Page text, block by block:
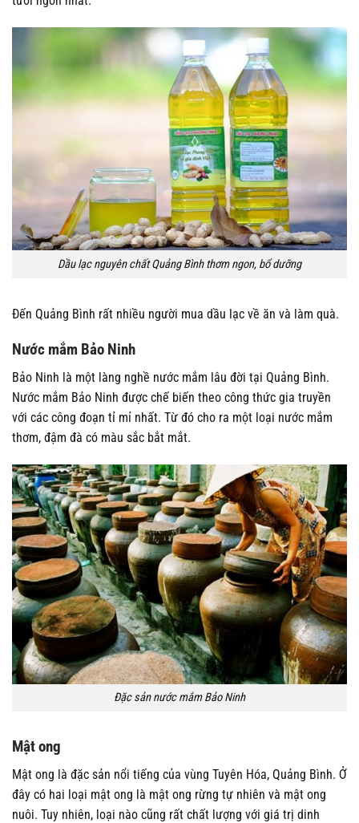
Dầu lạc nguyên chất Quảng Bình thơm ngon, bổ dưỡng
Đến Quảng Bình rất nhiều người mua dầu lạc về ăn và làm quà.
Nước mắm Bảo Ninh
Bảo Ninh là một làng nghề nước mắm lâu đời tại Quảng Bình.
Nước mắm Bảo Ninh được chế biến theo công thức gia truyền
với các công đoạn tỉ mỉ nhất. Từ đó cho ra một loại nước mắm
thơm, đậm đà có màu sắc bắt mắt.
Đặc sản nước mắm Bảo Ninh
Mật ong
Mật ong là đặc sản nổi tiếng của vùng Tuyên Hóa, Quảng Bình. Ở
đây có hai loại mật ong là mật ong rừng tự nhiên và mật ong
nuôi. Tuy nhiên, loại nào cũng rất chất lượng với giá trị dinh